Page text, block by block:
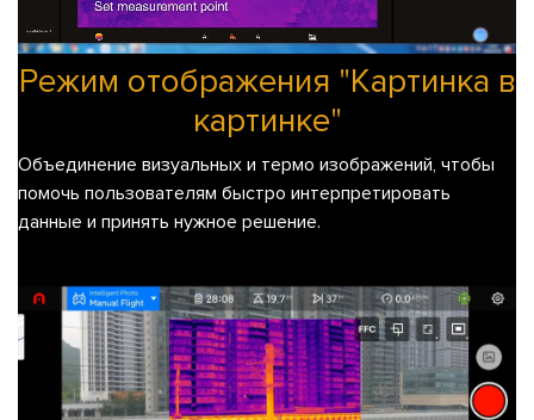
Режим отображения "Картинка в
картинке"
Объединение визуальных и термо изображений, чтобы
помочь пользователям быстро интерпретировать
данные и принять нужное решение.